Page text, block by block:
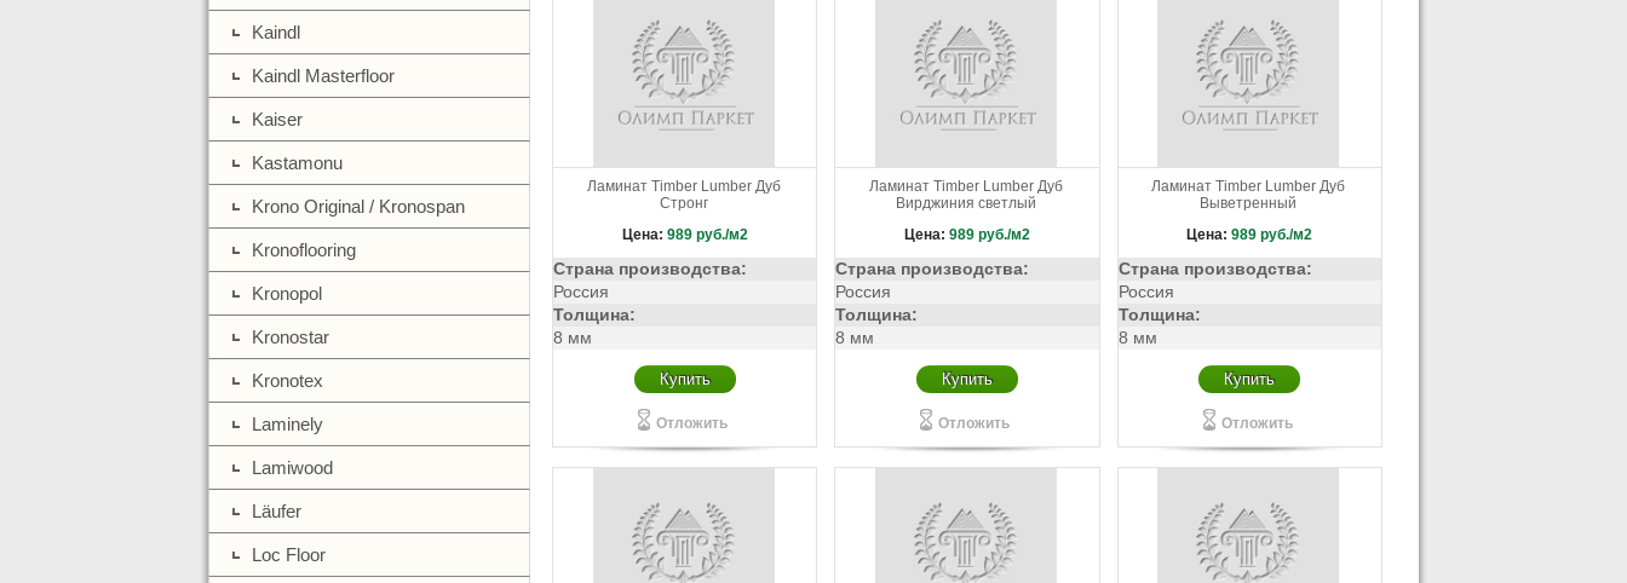
Kaindl
Kaindl Masterfloor
Kaiser
Kastamonu
Krono Original / Kronospan
Kronoflooring
Kronopol
Kronostar
Kronotex
Laminely
Lamiwood
Läufer
Loc Floor
Ламинат Timber Lumber Дуб
Стронг
Цена: 989 руб./м2
Страна производства:
Россия
Толщина:
8 мм
Купить
Отложить
Ламинат Timber Lumber Дуб
Вирджиния светлый
Цена: 989 руб./м2
Страна производства:
Россия
Толщина:
8 мм
Купить
Отложить
Ламинат Timber Lumber Дуб
Выветренный
Цена: 989руб./м2
Страна производства:
Россия
Толщина:
8 мм
Купить
Отложить